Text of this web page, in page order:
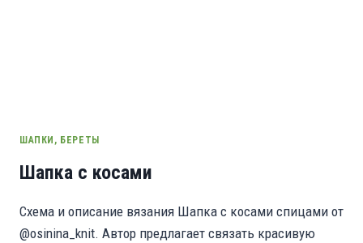
ШАПКИ, БЕРЕТЫ
Шапка с косами
Схема и описание вязания Шапка с косами спицами от
@osinina_knit. Автор предлагает связать красивую